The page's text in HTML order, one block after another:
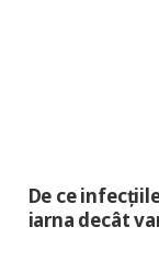
De ce
iarna decât